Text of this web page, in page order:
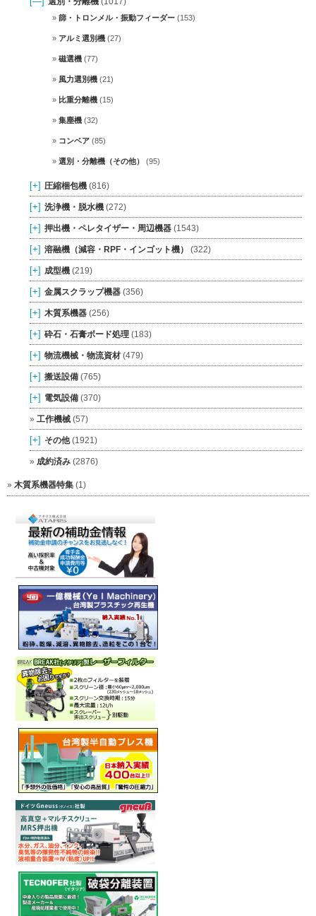
篩・トロンメル・振動フィーダー (153)
アルミ選別機 (27)
磁選機 (77)
風力選別機 (21)
比重分離機 (15)
集塵機 (32)
コンベア (85)
選別・分離機（その他） (95)
[+] 圧縮梱包機 (816)
[+] 洗浄機・脱水機 (272)
[+] 押出機・ペレタイザー・周辺機器 (1543)
[+] 溶融機（減容・RPF・インゴット機） (322)
[+] 成型機 (219)
[+] 金属スクラップ機器 (356)
[+] 木質系機器 (256)
[+] 砕石・石膏ボード処理 (183)
[+] 物流機械・物流資材 (479)
[+] 搬送設備 (765)
[+] 電気設備 (370)
工作機械 (57)
[+] その他(1921)
成約済み (2876)
木質系機器特集 (1)